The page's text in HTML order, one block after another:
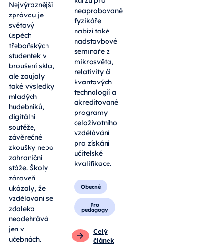
Nejvýraznější
zprávou je
světový
úspěch
třeboňských
studentek v
broušení skla,
ale zaujaly
také výsledky
mladých
hudebníků,
digitální
soutěže,
závěrečné
zkoušky nebo
zahraniční
stáže. Školy
zároveň
ukázaly, že
vzdělávání se
zdaleka
neodehrává
jen v
učebnách.
neaprobované
fyzikáře
nabízí také
nadstavbové
semináře z
mikrosvěta,
relativity či
kvantových
technologií a
akreditované
programy
celoživotního
vzdělávání
pro získání
učitelské
kvalifikace.
Obecné
Pro
pedagogy
Celý
článek